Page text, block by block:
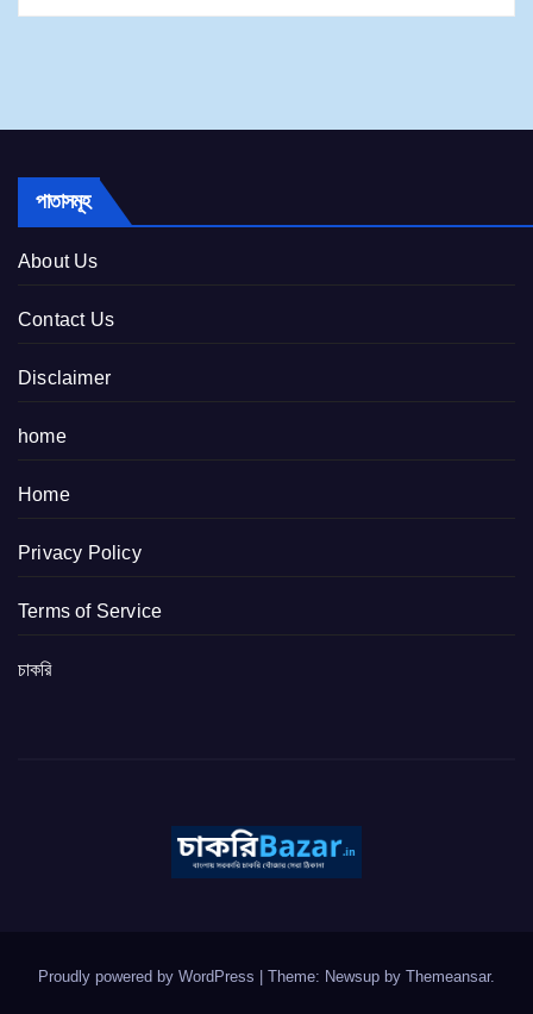
পাতাসমূহ
About Us
Contact Us
Disclaimer
home
Home
Privacy Policy
Terms of Service
চাকরি
Proudly powered by WordPress Theme: Newsup by Themeansar.